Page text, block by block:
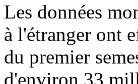
Les données
à l'étranger ont
du premier
d'environ 33